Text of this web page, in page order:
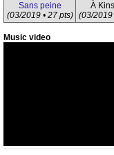
Sans peine
(03/2019 • 27 pts)
À
(03/2019
Music video